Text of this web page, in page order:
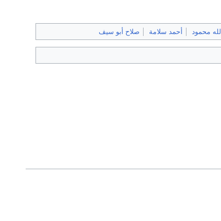
محمود أحمد سلامة صلاح أبو سيف